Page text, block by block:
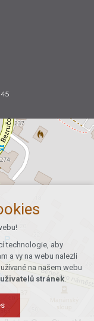
technologie, aby
a vy na webu nalezli
na našem webu
stránek.